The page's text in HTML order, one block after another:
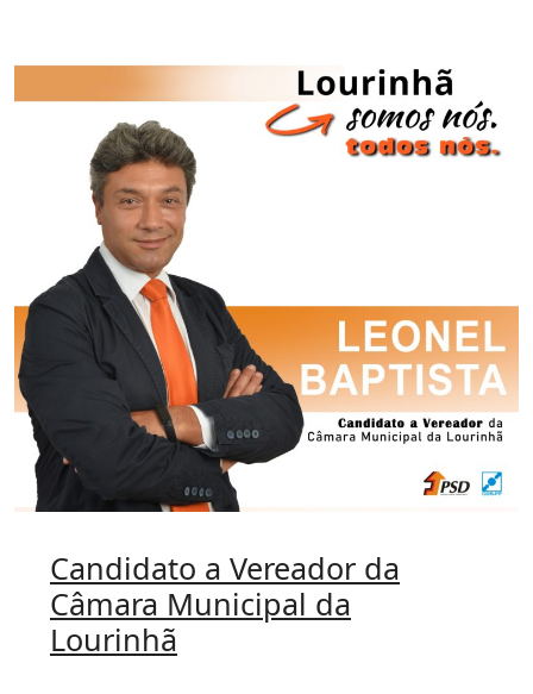
Candidato a Vereador da
Câmara Municipal da
Lourinhã